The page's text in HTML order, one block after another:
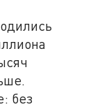
без